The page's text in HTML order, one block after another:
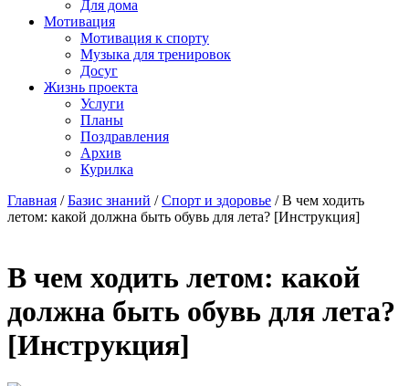
Для дома
Мотивация
Мотивация к спорту
Музыка для тренировок
Досуг
Жизнь проекта
Услуги
Планы
Поздравления
Архив
Курилка
Главная / Базис знаний / Спорт и здоровье / В чем ходить
летом: какой должна быть обувь для лета? [Инструкция]
В чем ходить летом: какой
должна быть обувь для лета?
[Инструкция]